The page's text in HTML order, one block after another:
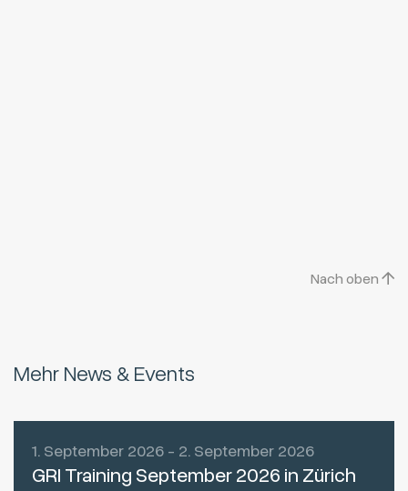
Nach oben
Mehr News & Events
1. September 2026 - 2. September 2026
GRI Training September 2026 in Zürich